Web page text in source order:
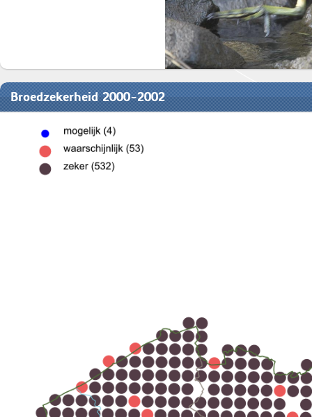
Broedzekerheid 2000-2002